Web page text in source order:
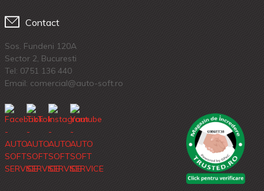
Contact
Sos. Fundeni 120A
Sector 2, Bucuresti
Tel: 0751 136 440
Email: comercial@auto-soft.ro